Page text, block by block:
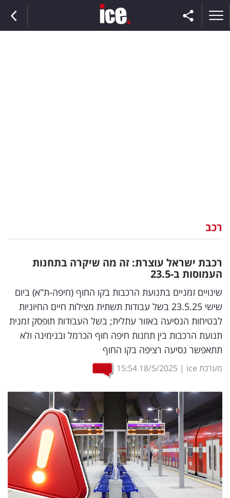
וצרכנות
דיגיטל
וטק
שיווק
ופרסום
משפט
ומחקרים
דעות
רכילות
עסקית
קריפטו
רכב
רכבת ישראל עוצרת: זה מה שיקרה בתחנות
העמוסות ב-23.5
שינויים זמניים בתנועת הרכבות בקו החוף (חיפה-ת"א) ביום
שישי 23.5.25 בשל עבודות תשתית מצילות חיים החיוניות
לבטיחות הנסיעה באזור עתלית; בשל העבודות תופסק זמנית
תנועת הרכבות בין תחנות חיפה חוף הכרמל ובנימינה ולא
תתאפשר נסיעה רציפה בקו החוף
מערכת ice |
18/5/2025
15:54